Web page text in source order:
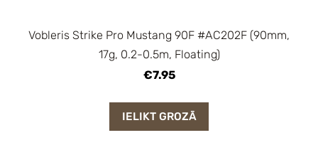
Vobleris Strike Pro Mustang 90F #AC202F (90mm,
17g, 0.2-0.5m, Floating)
€7.95
IELIKT GROZĀ